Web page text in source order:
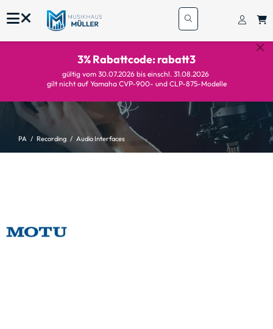
3% Rabattcode: rabatt3
gültig vom 30.07.2026 bis einschl. 31.08.2026
gilt nicht auf Yamaha CVP-900- und CLP-875-Modelle
PA Recording Audio Interfaces